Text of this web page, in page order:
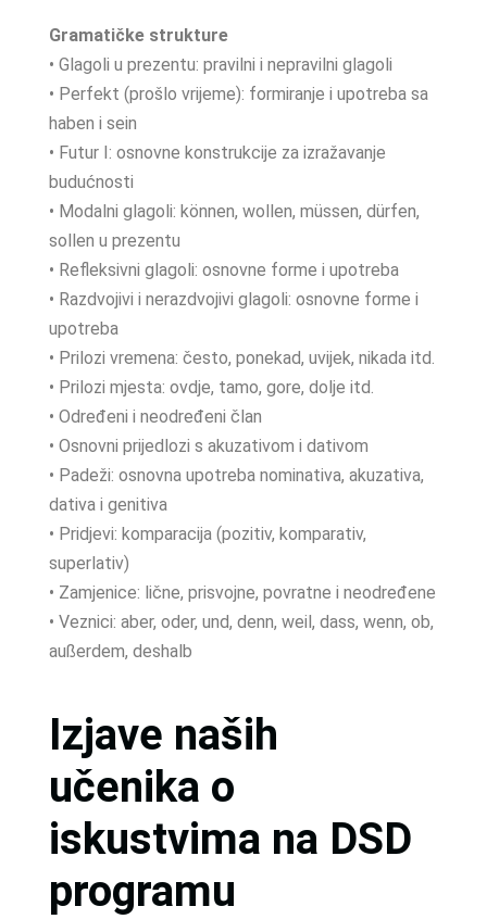
Gramatičke strukture
• Glagoli u prezentu: pravilni i nepravilni glagoli
• Perfekt (prošlo vrijeme): formiranje i upotreba sa
haben i sein
• Futur I: osnovne konstrukcije za izražavanje
budućnosti
• Modalni glagoli: können, wollen, müssen, dürfen,
sollen u prezentu
• Refleksivni glagoli: osnovne forme i upotreba
• Razdvojivi i nerazdvojivi glagoli: osnovne forme i
upotreba
• Prilozi vremena: često, ponekad, uvijek, nikada itd.
• Prilozi mjesta: ovdje, tamo, gore, dolje itd.
• Određeni i neodređeni član
• Osnovni prijedlozi s akuzativom i dativom
• Padeži: osnovna upotreba nominativa, akuzativa,
dativa i genitiva
• Pridjevi: komparacija (pozitiv, komparativ,
superlativ)
• Zamjenice: lične, prisvojne, povratne i neodređene
• Veznici: aber, oder, und, denn, weil, dass, wenn, ob,
außerdem, deshalb
Izjave naših
učenika o
iskustvima na DSD
programu